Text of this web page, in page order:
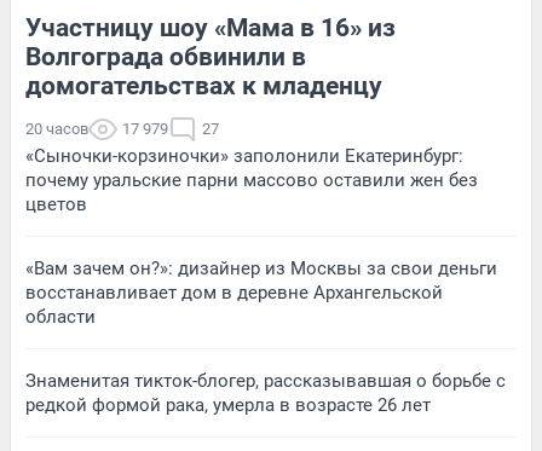
Участницу шоу «Мама в 16» из
Волгограда обвинили в
домогательствах к младенцу
20 часов 17 979 27
«Сыночки-корзиночки» заполонили Екатеринбург:
почему уральские парни массово оставили жен без
цветов
«Вам зачем он?»: дизайнер из Москвы за свои деньги
восстанавливает дом в деревне Архангельской
области
Знаменитая тикток-блогер, рассказывавшая о борьбе с
редкой формой рака, умерла в возрасте 26 лет